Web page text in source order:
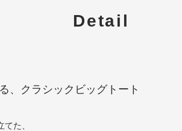
Detail
、クラシックビッグトート
た、